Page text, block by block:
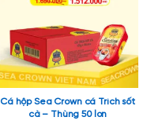
Cá hộp Sea Crown cá Trích sốt
cà – Thùng 50 lon